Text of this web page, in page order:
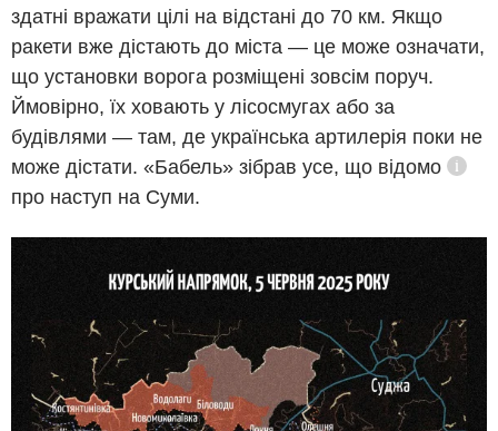
здатні вражати цілі на відстані до 70 км. Якщо
ракети вже дістають до міста — це може означати,
що установки ворога розміщені зовсім поруч.
Ймовірно, їх ховають у лісосмугах або за
будівлями — там, де українська артилерія поки не
може дістати. «Бабель» зібрав усе, що відомо
про наступ на Суми.